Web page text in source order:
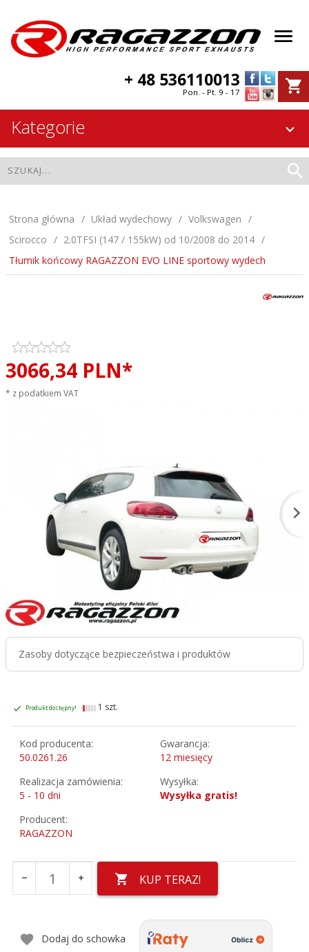
+ 48 536110013
Pon. - Pt. 9 - 17
Kategorie
Strona główna Układ wydechowy
Volkswagen
Scirocco
2.0TFSI (147 / 155kW) od 10/2008 do 2014
Tłumik końcowy RAGAZZON EVO LINE sportowy wydech
3066,34 PLN*
* z podatkiem VAT
Zasoby dotyczące bezpieczeństwa i produktów
Produkt dostępny! 1 szt.
Kod producenta:
50.0261.26
Gwarancja:
12 miesięcy
Realizacja zamówienia:
5 - 10 dni
Wysyłka:
Wysyłka gratis!
Producent:
RAGAZZON
KUP TERAZ!
Dodaj do schowka